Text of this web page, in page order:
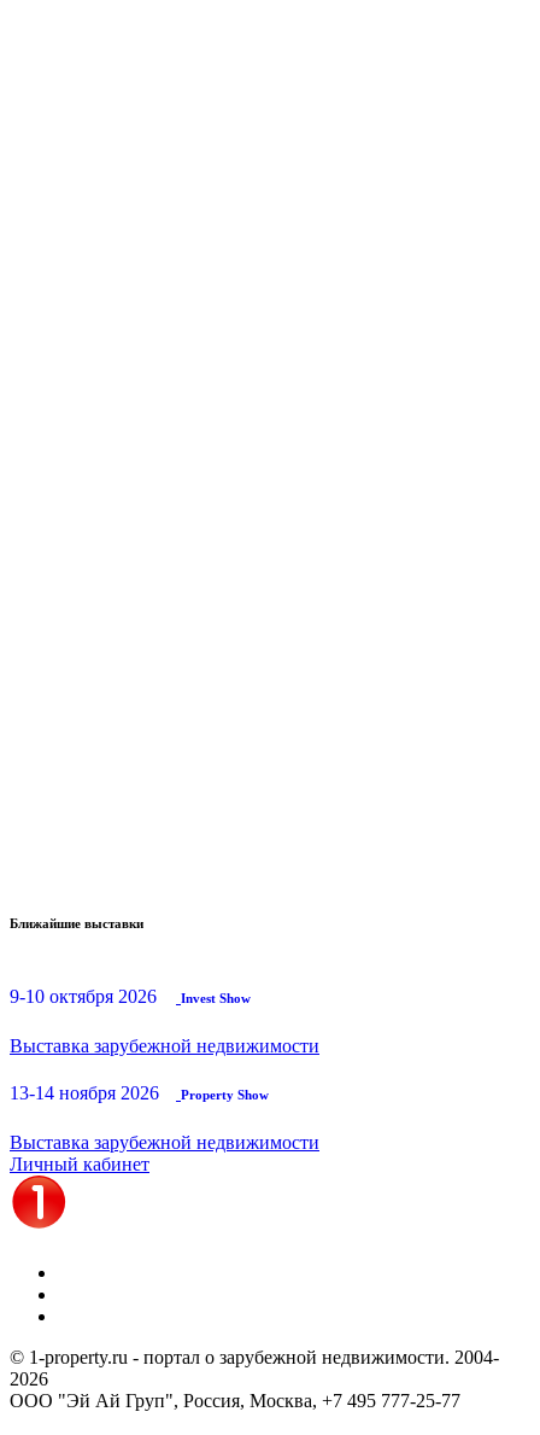
Ближайшие выставки
9-10 октября 2026 Invest Show
Выставка зарубежной недвижимости
13-14 ноября 2026 Property Show
Выставка зарубежной недвижимости
Личный кабинет
© 1-property.ru - портал о зарубежной недвижимости. 2004-
2026
ООО "Эй Ай Груп", Россия, Москва, +7 495 777-25-77